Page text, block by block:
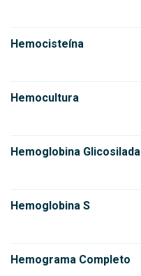
Hemocisteína
Hemocultura
Hemoglobina Glicosilada
Hemoglobina S
Hemograma Completo